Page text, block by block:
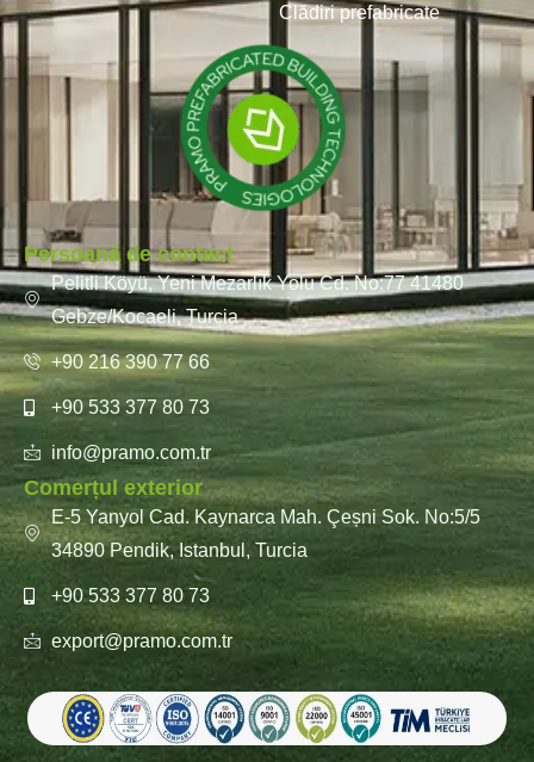
Clădiri prefabricate
Persoană de contact
Pelitli Köyü, Yeni Mezarlık Yolu Cd. No:77 41480
Gebze/Kocaeli, Turcia
+90 216 390 77 66
+90 533 377 80 73
info@pramo.com.tr
Comerțul exterior
E-5 Yanyol Cad. Kaynarca Mah. Çeșni Sok. No:5/5
34890 Pendik, Istanbul, Turcia
+90 533 377 80 73
export@pramo.com.tr